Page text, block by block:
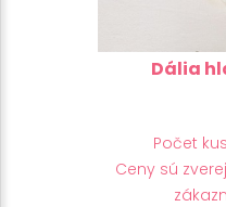
Dália
Počet
Ceny sú